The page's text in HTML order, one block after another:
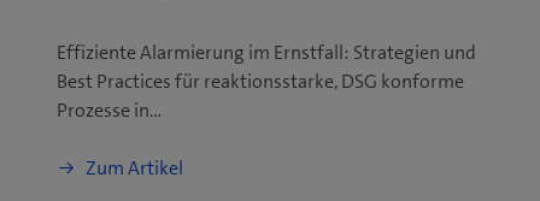
Effiziente Alarmierung im Ernstfall: Strategien und
Best Practices für reaktionsstarke, DSG konforme
Prozesse in…
Zum Artikel